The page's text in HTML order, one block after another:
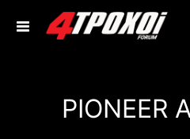
PIONEER
ΕΛΛΑΔΑ
ΚΟΣΜΟΣ